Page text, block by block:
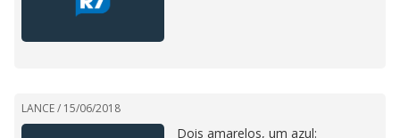
LANCE / 15/06/2018
Dois amarelos, um azul: